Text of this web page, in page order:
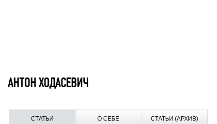
АНТОН ХОДАСЕВИЧ
СТАТЬИ О СЕБЕ СТАТЬИ (АРХИВ)